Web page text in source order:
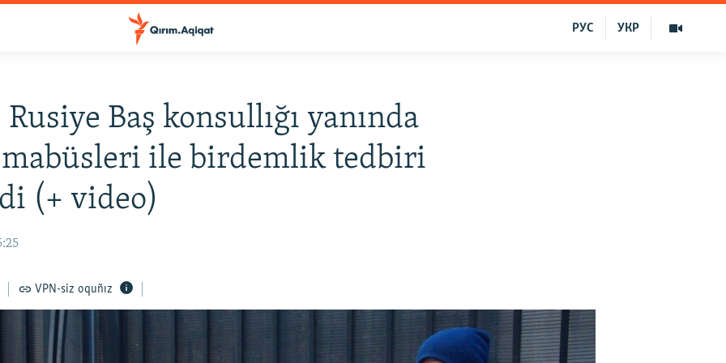
УКР
РУС
Rusiye Baş konsullığı yanında
ile birdemlik tedbiri
(+ video)
VPN-siz oquñız